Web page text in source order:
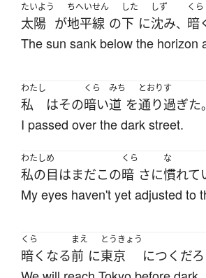
たいよう
太陽 が
ちへいせん
地平線 の
した
下 に
しず
沈み、
くら
暗
The sun sank below the horizon
わたし
私 はその
くら
暗い
みち
道 を
とおりす
通り過ぎた。
I passed over the dark street.
わたし
私の
め
目 はまだこの
くら
暗 さに
な
慣れて
My eyes haven't yet adjusted to
くら
暗く なる
まえ
前 に
とうきょう
東京 につく だ